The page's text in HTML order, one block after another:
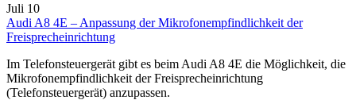
Juli 10
Audi A8 4E – Anpassung der Mikrofonempfindlichkeit der
Freisprecheinrichtung
Im Telefonsteuergerät gibt es beim Audi A8 4E die Möglichkeit, die
Mikrofonempfindlichkeit der Freisprecheinrichtung
(Telefonsteuergerät) anzupassen.